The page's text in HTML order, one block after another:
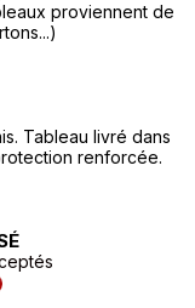
proviennent de
Tableau livré dans
renforcée.